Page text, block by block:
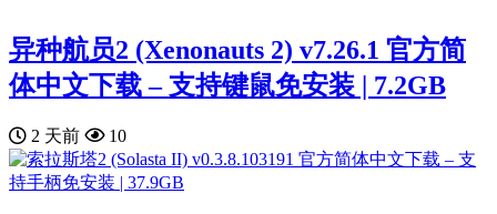
异种航员2 (Xenonauts 2) v7.26.1 官方简
体中文下载 – 支持键鼠免安装 | 7.2GB
2 天前 10